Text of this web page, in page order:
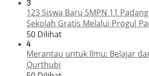
3
123 Siswa Baru SMPN 11
Sekolah Gratis Melalui Progul
50 Dilihat
4
Merantau untuk Ilmu: Belajar
Qurthubi